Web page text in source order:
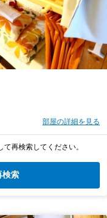
部屋の詳細を見る
再検索してください。
検索